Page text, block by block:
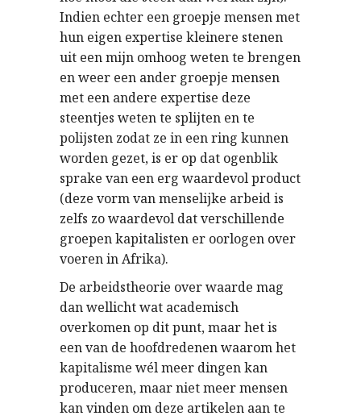
Indien echter een groepje mensen met
hun eigen expertise kleinere stenen
uit een mijn omhoog weten te brengen
en weer een ander groepje mensen
met een andere expertise deze
steentjes weten te splijten en te
polijsten zodat ze in een ring kunnen
worden gezet, is er op dat ogenblik
sprake van een erg waardevol product
(deze vorm van menselijke arbeid is
zelfs zo waardevol dat verschillende
groepen kapitalisten er oorlogen over
voeren in Afrika).
De arbeidstheorie over waarde mag
dan wellicht wat academisch
overkomen op dit punt, maar het is
een van de hoofdredenen waarom het
kapitalisme wél meer dingen kan
produceren, maar niet meer mensen
kan vinden om deze artikelen aan te